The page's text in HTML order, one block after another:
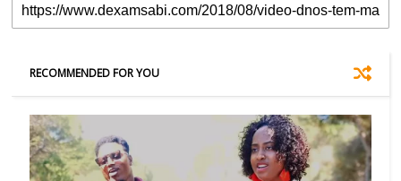
RECOMMENDED FOR YOU